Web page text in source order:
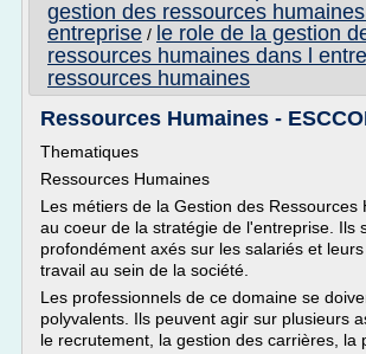
gestion des ressources humaines
entreprise / le role de la gestion
ressources humaines dans l
ressources humaines
Ressources Humaines -
Thematiques
Ressources Humaines
Les métiers de la Gestion des Ressources
au coeur de la stratégie de l'entreprise. Ils
profondément axés sur les salariés et
travail au sein de la société.
Les professionnels de ce domaine se
polyvalents. Ils peuvent agir sur plusieurs
le recrutement, la gestion des carrières, la